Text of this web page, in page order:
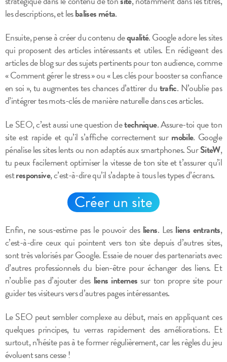
les descriptions, et lesbalises méta.
Ensuite, pense à créer du contenu dequalité. Google adore les sites
qui proposent des articles intéressants et utiles. En rédigeant des
articles de blog sur des sujets pertinents pour ton audience, comme
« Comment gérer le stress » ou « Les clés pour booster sa confiance
en soi », tu augmentes tes chances d’attirer dutrafic. N’oublie pas
d’intégrer tes mots-clés de manière naturelle dans ces articles.
Le SEO, c’est aussi une question detechnique. Assure-toi que ton
site est rapide et qu’il s’affiche correctement sur mobile. Google
pénalise les sites lents ou non adaptés aux smartphones. SurSiteW,
tu peux facilement optimiser la vitesse de ton site et t’assurer qu’il
estresponsive, c’est-à-dire qu’il s’adapte à tous les types d’écrans.
Créer un site
Enfin, ne sous-estime pas le pouvoir des liens. Les liens entrants,
c’est-à-dire ceux qui pointent vers ton site depuis d’autres sites,
sont très valorisés par Google. Essaie de nouer des partenariats avec
d’autres professionnels du bien-être pour échanger des liens. Et
n’oublie pas d’ajouter des liens internes sur ton propre site pour
guider tes visiteurs vers d’autres pages intéressantes.
Le SEO peut sembler complexe au début, mais en appliquant ces
quelques principes, tu verras rapidement des améliorations. Et
surtout, n’hésite pas à te former régulièrement, car les règles du jeu
évoluent sans cesse !